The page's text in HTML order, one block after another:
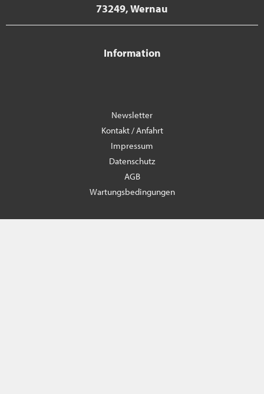
73249, Wernau
Information
Newsletter
Kontakt / Anfahrt
Impressum
Datenschutz
AGB
Wartungsbedingungen